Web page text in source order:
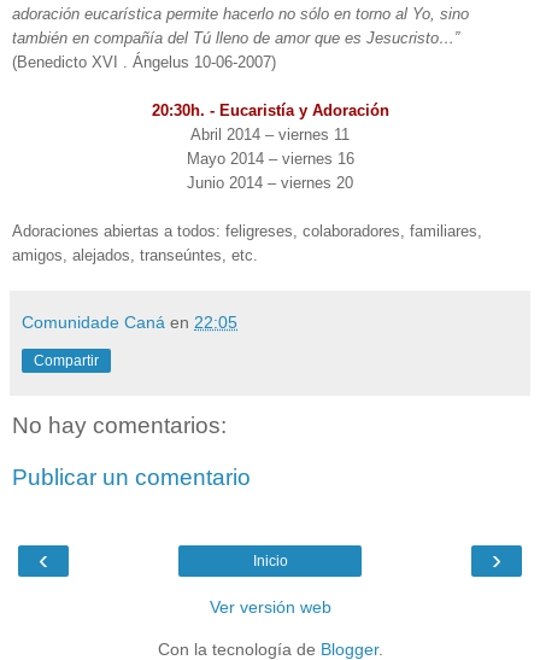
adoración eucarística permite hacerlo no sólo en torno al Yo, sino
también en compañía del Tú lleno de amor que es Jesucristo…”
(Benedicto XVI . Ángelus 10-06-2007)
20:30h. - Eucaristía y Adoración
Abril 2014 – viernes 11
Mayo 2014 – viernes 16
Junio 2014 – viernes 20
Adoraciones abiertas a todos: feligreses, colaboradores, familiares,
amigos, alejados, transeúntes, etc.
Comunidade Caná en 22:05
Compartir
No hay comentarios:
Publicar un comentario
‹ ›
Inicio
Ver versión web
Con la tecnología de Blogger.